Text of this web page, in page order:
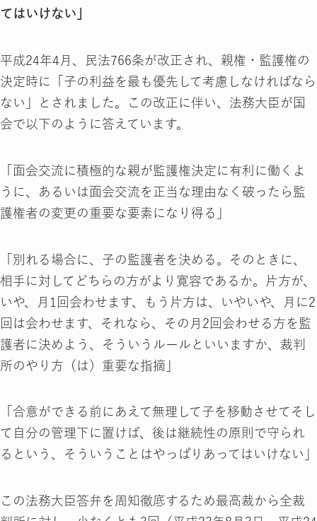
てはいけない」
平成24年4月、民法766条が改正され、親権・監護権の
決定時に「子の利益を最も優先して考慮しなければなら
ない」とされました。この改正に伴い、法務大臣が国
会で以下のように答えています。
「面会交流に積極的な親が監護権決定に有利に働くよ
うに、あるいは面会交流を正当な理由なく破ったら監
護権者の変更の重要な要素になり得る」
「別れる場合に、子の監護者を決める。そのときに、
相手に対してどちらの方がより寛容であるか。片方が、
いや、月1回会わせます、もう片方は、いやいや、月に2
回は会わせます、それなら、その月2回会わせる方を監
護者に決めよう、そういうルールといいますか、裁判
所のやり方（は）重要な指摘」
「合意ができる前にあえて無理して子を移動させてそし
て自分の管理下に置けば、後は継続性の原則で守られ
るという、そういうことはやっぱりあってはいけない」
この法務大臣答弁を周知徹底するため最高裁から全裁